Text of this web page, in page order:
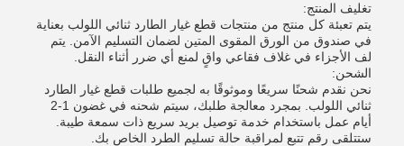
تغليف المنتج:
يتم تعبئة كل منتج من منتجات قطع غيار الطارد ثنائي اللولب بعناية
في صندوق من الورق المقوى المتين لضمان التسليم الآمن. يتم
لف الأجزاء في غلاف فقاعي واقٍ لمنع أي ضرر أثناء النقل.
الشحن:
نحن نقدم شحنًا سريعًا وموثوقًا به لجميع طلبات قطع غيار الطارد
ثنائي اللولب. بمجرد معالجة طلبك، سيتم شحنه في غضون 1-2
أيام عمل باستخدام خدمة توصيل بريد سريع ذات سمعة طيبة.
ستتلقى رقم تتبع لمراقبة حالة تسليم الطرد الخاص بك.